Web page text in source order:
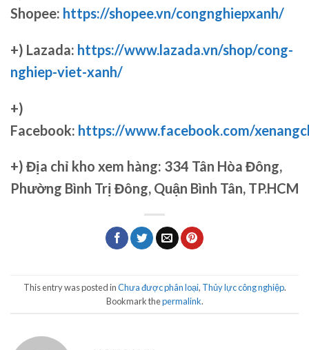
Shopee: https://shopee.vn/congnghiepxanh/
+) Lazada: https://www.lazada.vn/shop/cong-
nghiep-viet-xanh/
+)
Facebook: https://www.facebook.com/
+) Địa chỉ kho xem hàng: 334 Tân Hòa Đông,
Phường Bình Trị Đông, Quận Bình Tân, TP.HCM
This entry was posted inChưa được phân loại, Thủy lực công nghiệp.
Bookmark thepermalink.